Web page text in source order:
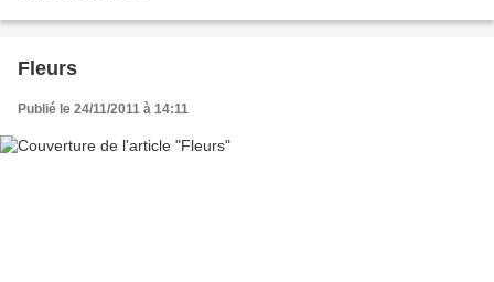
Fleurs
Publié le 24/11/2011 à 14:11